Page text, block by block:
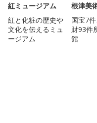
紅ミュージアム
紅と化粧の歴史や
文化を伝えるミュ
ージアム
根津美
国宝7
財93件
館